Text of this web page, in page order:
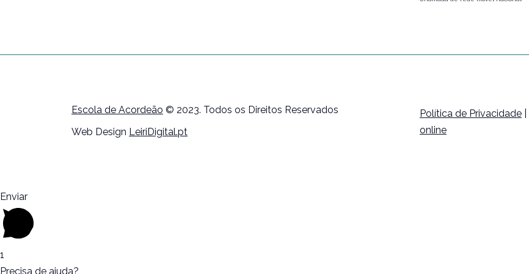
Escola de Acordeão © 2023. Todos os Direitos Reservados
Web Design LeiriDigital.pt
Política de Privacidade
online
Enviar
1
Precisa de ajuda?